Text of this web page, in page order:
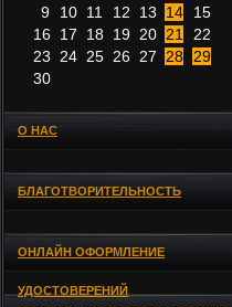
9
10 11 12 13 14
15
16 17 18 19 20 21
22
23
24 25 26 27 28
29
30
О НАС
БЛАГОТВОРИТЕЛЬНОСТЬ
ОНЛАЙН ОФОРМЛЕНИЕ
УДОСТОВЕРЕНИЙ